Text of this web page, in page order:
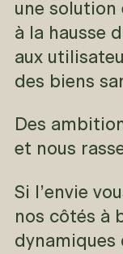
une solution
à la hausse
aux
des biens
Des
et nous
Si l’envie
nos côtés à
dynamiques